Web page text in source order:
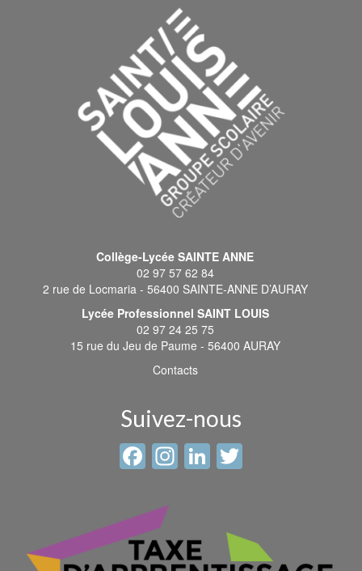
Collège-Lycée SAINTE ANNE
02 97 57 62 84
2 rue de Locmaria - 56400 SAINTE-ANNE D’AURAY
Lycée Professionnel SAINT LOUIS
02 97 24 25 75
15 rue du Jeu de Paume - 56400 AURAY
Contacts
Suivez-nous
Facebook
Instagram
LinkedIn